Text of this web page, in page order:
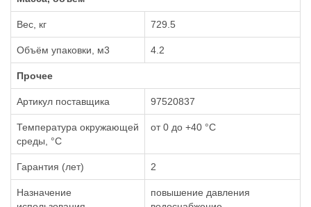
Вес, кг 729.5
Объём упаковки, м3 4.2
Прочее
Артикул поставщика 97520837
Температура окружающей
среды, °С
от 0 до +40 °С
Гарантия (лет) 2
Назначение
повышение давления